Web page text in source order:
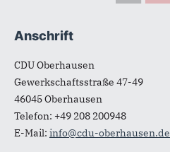
Anschrift
CDU Oberhausen
Gewerkschaftsstraße 47-49
46045Oberhausen
Telefon: +49 208 200948
E-Mail: info@cdu-oberhausen.de